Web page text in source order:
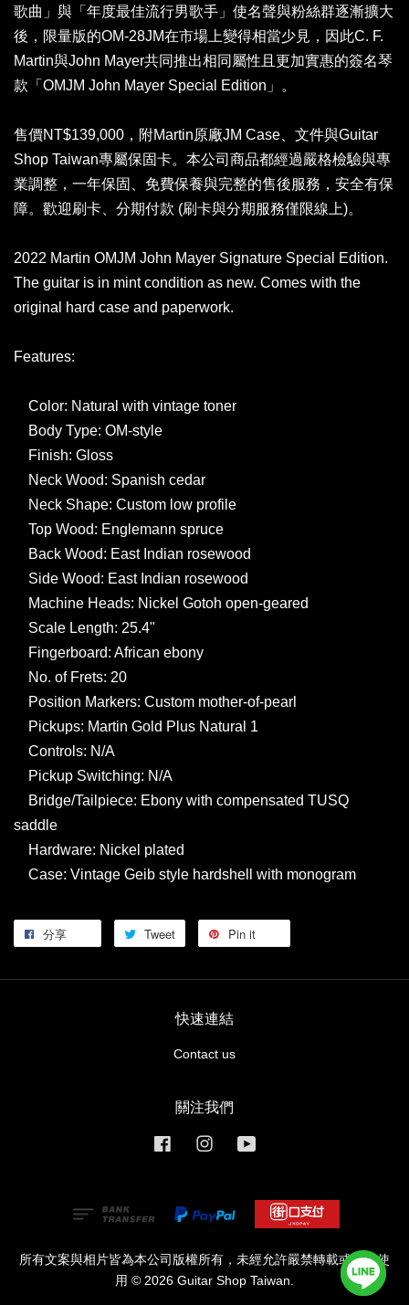
歌曲」與「年度最佳流行男歌手」使名聲與粉絲群逐漸擴大
後，限量版的OM-28JM在市場上變得相當少見，因此C. F.
Martin與John Mayer共同推出相同屬性且更加實惠的簽名琴
款「OMJM John Mayer Special Edition」。
售價NT$139,000，附Martin原廠JM Case、文件與Guitar
Shop Taiwan專屬保固卡。本公司商品都經過嚴格檢驗與專
業調整，一年保固、免費保養與完整的售後服務，安全有保
障。歡迎刷卡、分期付款 (刷卡與分期服務僅限線上)。
2022 Martin OMJM John Mayer Signature Special Edition.
The guitar is in mint condition as new. Comes with the
original hard case and paperwork.
Features:
Color: Natural with vintage toner
Body Type: OM-style
Finish: Gloss
Neck Wood: Spanish cedar
Neck Shape: Custom low profile
Top Wood: Englemann spruce
Back Wood: East Indian rosewood
Side Wood: East Indian rosewood
Machine Heads: Nickel Gotoh open-geared
Scale Length: 25.4"
Fingerboard: African ebony
No. of Frets: 20
Position Markers: Custom mother-of-pearl
Pickups: Martin Gold Plus Natural 1
Controls: N/A
Pickup Switching: N/A
Bridge/Tailpiece: Ebony with compensated TUSQ
saddle
Hardware: Nickel plated
Case: Vintage Geib style hardshell with monogram
分享 Tweet Pin it
快速連結
Contact us
關注我們
FacebookInstagram
所有文案與相片皆為本公司版權所有，未經允許嚴禁轉載或商業使
用 © 2026 Guitar Shop Taiwan.